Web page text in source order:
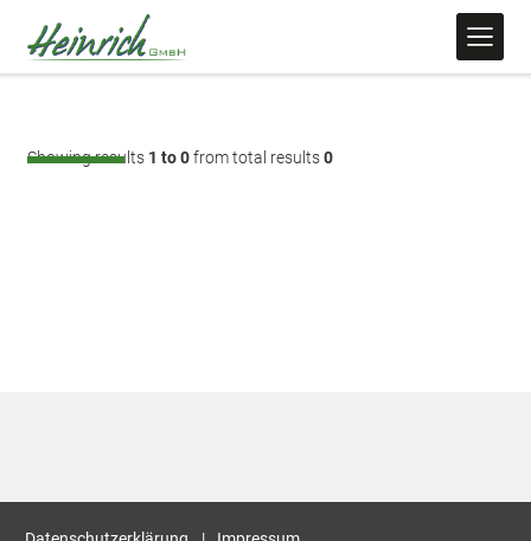
Showing results 1 to 0from total results0